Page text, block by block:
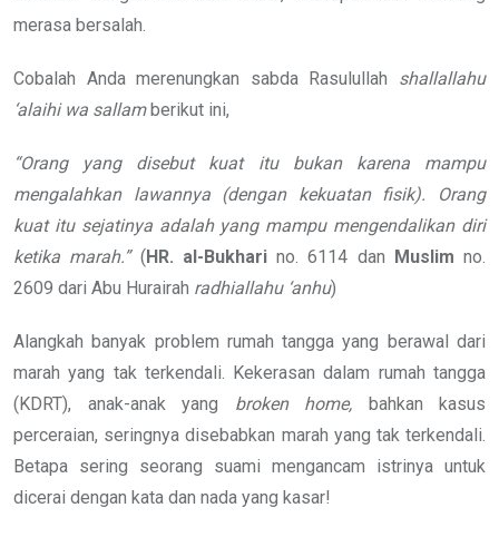
merasa bersalah.
Cobalah Anda merenungkan sabda Rasulullah shallallahu
‘alaihi wa sallamberikut ini,
“Orang yang disebut kuat itu bukan karena mampu
mengalahkan lawannya (dengan kekuatan fisik). Orang
kuat itu sejatinya adalah yang mampu mengendalikan diri
ketika marah.” ( HR. al-Bukhari no. 6114 dan Muslim no.
2609 dari Abu Hurairah radhiallahu ‘anhu)
Alangkah banyak problem rumah tangga yang berawal dari
marah yang tak terkendali. Kekerasan dalam rumah tangga
(KDRT), anak-anak yang broken home,
bahkan kasus
perceraian, seringnya disebabkan marah yang tak terkendali.
Betapa sering seorang suami mengancam istrinya untuk
dicerai dengan kata dan nada yang kasar!